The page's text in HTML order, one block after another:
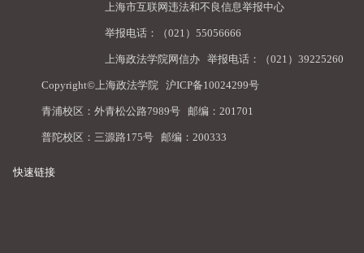
上海市互联网违法和不良信息举报中心
举报电话：（021）55056666
上海政法学院网信办 举报电话：（021）39225260
Copyright©上海政法学院 沪ICP备10024299号
青浦校区：外青松公路7989号 邮编：201701
普陀校区：三源路175号 邮编：200333
快速链接